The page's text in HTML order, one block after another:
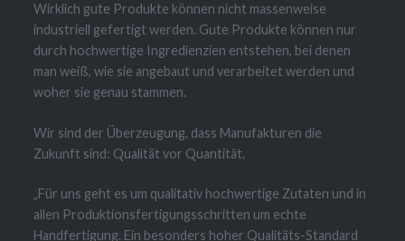
Wirklich gute Produkte können nicht massenweise
industriell gefertigt werden. Gute Produkte können nur
durch hochwertige Ingredienzien entstehen, bei denen
man weiß, wie sie angebaut und verarbeitet werden und
woher sie genau stammen.
Wir sind der Überzeugung, dass Manufakturen die
Zukunft sind: Qualität vor Quantität.
„Für uns geht es um qualitativ hochwertige Zutaten und in
allen Produktionsfertigungsschritten um echte
Handfertigung. Ein besonders hoher Qualitäts-Standard